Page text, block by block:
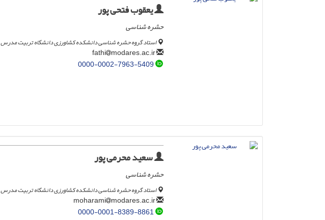
یعقوب فتحی پور
حشره شناسی
استاد گروه حشره شناسی دانشکده کشاورزی دانشگاه تربیت مدرس
modares.ac.ir
0000-0002-7963-5409
سعید محرمی پور
حشره شناسی
استاد گروه حشره شناسی دانشکده کشاورزی دانشگاه تربیت مدرس
modares.ac.ir
0000-0001-8389-8861